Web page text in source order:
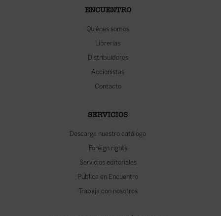
ENCUENTRO
Quiénes somos
Librerías
Distribuidores
Accionistas
Contacto
SERVICIOS
Descarga nuestro catálogo
Foreign rights
Servicios editoriales
Publica en Encuentro
Trabaja con nosotros